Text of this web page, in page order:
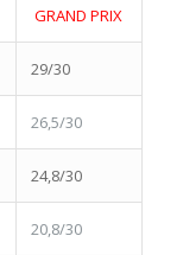
GRAND PRIX
29/30
26,5/30
24,8/30
20,8/30